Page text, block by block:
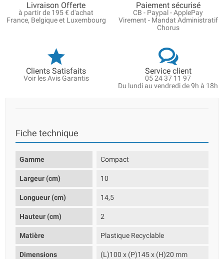
Livraison Offerte
à partir de 195 € d'achat
France, Belgique et Luxembourg
Paiement sécurisé
CB - Paypal - ApplePay
Virement - Mandat Administratif
Chorus
Clients Satisfaits
Voir les Avis Garantis
Service client
05 24 37 11 97
Du lundi au vendredi de 9h à 18h
Fiche technique
Gamme Compact
Largeur (cm) 10
Longueur (cm) 14,5
Hauteur (cm) 2
Matière Plastique Recyclable
Dimensions (L)100 x (P)145 x (H)20 mm